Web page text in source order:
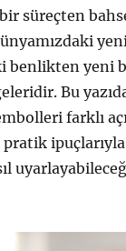
süreçten
benlikten yeni
Bu
farklı